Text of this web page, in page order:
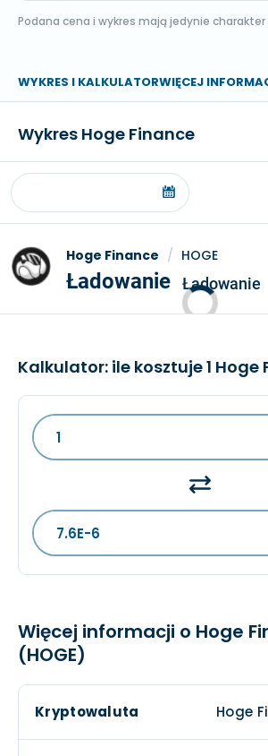
Podana cena i wykres mają jedynie
WYKRES I KALKULATORWIĘCEJ
Wykres Hoge Finance
Hoge Finance / HOGE
Ładowanie Ładowanie
Kalkulator: ile kosztuje 1 Hoge
Więcej informacji o Hoge
(HOGE)
Kryptowaluta Hoge